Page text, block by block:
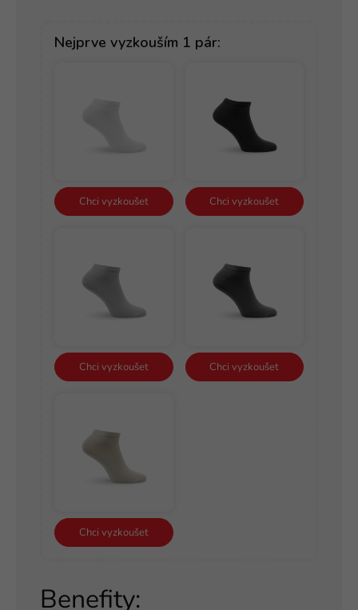
Nejprve vyzkouším 1 pár:
Chci vyzkoušet Chci vyzkoušet
Chci vyzkoušet Chci vyzkoušet
Chci vyzkoušet
Benefity: